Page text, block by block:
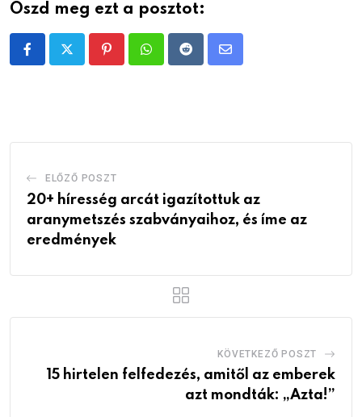
Oszd meg ezt a posztot:
PinterestWhatsappRedditShare
ELŐZŐ POSZT
20+ híresség arcát igazítottuk az
aranymetszés szabványaihoz, és íme az
eredmények
KÖVETKEZŐ POSZT
15 hirtelen felfedezés, amitől az emberek
azt mondták: „Azta!”